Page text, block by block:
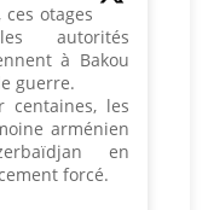
ces otages
autorités
à Bakou
guerre.
centaines, les
arménien
en
forcé.